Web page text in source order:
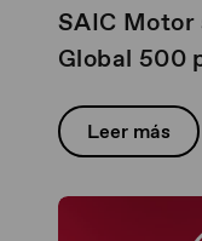
SAIC Motor
Global 500
innovación
Leer más